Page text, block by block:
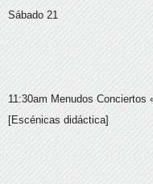
Sábado 21
11:30am Menudos Conciertos
[Escénicas didáctica]